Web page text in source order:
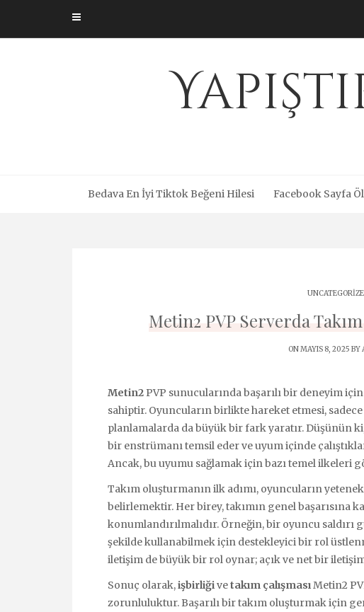
content
Bedava En İyi Tiktok Beğeni Hilesi Facebook Sayfa
Metin2 PVP Serverda
ON MAYIS 8, 2025 BY
Metin2 PVP sunucularında başarılı bir deneyim için
sahiptir. Oyuncuların birlikte hareket etmesi,
planlamalarda da büyük bir fark yaratır. Düşünün
bir enstrümanı temsil eder ve uyum içinde
Ancak, bu uyumu sağlamak için bazı temel ilkeleri
Takım oluşturmanın ilk adımı, oyuncuların
belirlemektir. Her birey, takımın genel başarısına
konumlandırılmalıdır. Örneğin, bir oyuncu
şekilde kullanabilmek için destekleyici bir rol
iletişim de büyük bir rol oynar; açık ve net bir
Sonuç olarak,işbirliğivetakım çalışmasıMetin2
zorunluluktur. Başarılı bir takım oluşturmak için